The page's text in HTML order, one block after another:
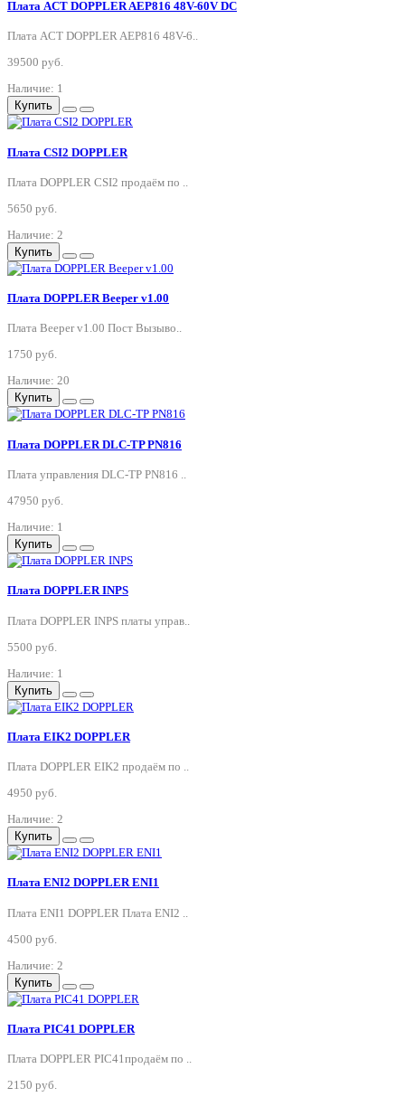
Плата ACT DOPPLER AEP816 48V-60V DC
Плата ACT DOPPLER AEP816 48V-6..
39500 руб.
Наличие: 1
Купить
Плата CSI2 DOPPLER
Плата DOPPLER CSI2 продаём по ..
5650 руб.
Наличие: 2
Купить
Плата DOPPLER Beeper v1.00
Плата Beeper v1.00 Пост Вызыво..
1750 руб.
Наличие: 20
Купить
Плата DOPPLER DLC-TP PN816
Плата управления DLC-TP PN816 ..
47950 руб.
Наличие: 1
Купить
Плата DOPPLER INPS
Плата DOPPLER INPS платы управ..
5500 руб.
Наличие: 1
Купить
Плата EIK2 DOPPLER
Плата DOPPLER EIK2 продаём по ..
4950 руб.
Наличие: 2
Купить
Плата ENI2 DOPPLER ENI1
Плата ENI1 DOPPLER Плата ENI2 ..
4500 руб.
Наличие: 2
Купить
Плата PIC41 DOPPLER
Плата DOPPLER PIC41продаём по ..
2150 руб.